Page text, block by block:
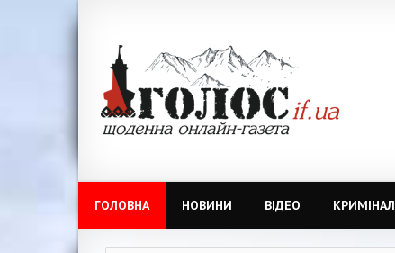
ГОЛОВНА НОВИНИ ВІДЕО КРИМІНАЛ